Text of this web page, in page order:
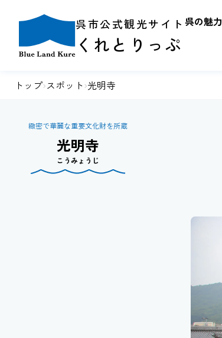
呉市公式観光サイト
くれとりっぷ
呉の魅力
トップ›スポット›光明寺
緻密で華麗な重要文化財を所蔵
光明寺
こうみょうじ